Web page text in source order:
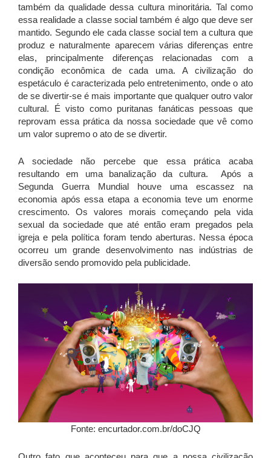
também da qualidade dessa cultura minoritária. Tal como
essa realidade a classe social também é algo que deve ser
mantido. Segundo ele cada classe social tem a cultura que
produz e naturalmente aparecem várias diferenças entre
elas, principalmente diferenças relacionadas com a
condição econômica de cada uma. A civilização do
espetáculo é caracterizada pelo entretenimento, onde o ato
de se divertir-se é mais importante que qualquer outro valor
cultural. É visto como puritanas fanáticas pessoas que
reprovam essa prática da nossa sociedade que vê como
um valor supremo o ato de se divertir.
A sociedade não percebe que essa prática acaba
resultando em uma banalização da cultura. Após a
Segunda Guerra Mundial houve uma escassez na
economia após essa etapa a economia teve um enorme
crescimento. Os valores morais começando pela vida
sexual da sociedade que até então eram pregados pela
igreja e pela política foram tendo aberturas. Nessa época
ocorreu um grande desenvolvimento nas indústrias de
diversão sendo promovido pela publicidade.
Fonte: encurtador.com.br/doCJQ